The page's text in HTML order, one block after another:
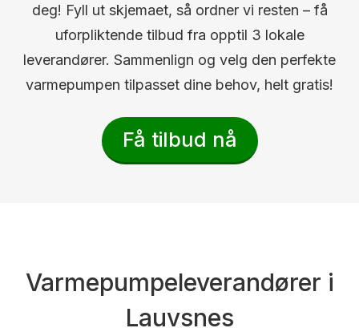
deg! Fyll ut skjemaet, så ordner vi resten – få
uforpliktende tilbud fra opptil 3 lokale
leverandører. Sammenlign og velg den perfekte
varmepumpen tilpasset dine behov, helt gratis!
Få tilbud nå
Varmepumpeleverandører i
Lauvsnes